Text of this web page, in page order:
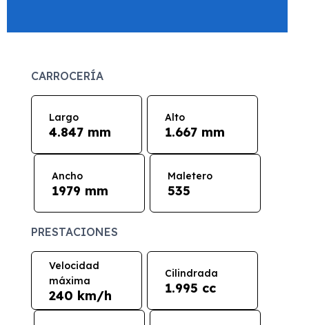
CARROCERÍA
Largo
4.847 mm
Alto
1.667 mm
Ancho
1979 mm
Maletero
535
PRESTACIONES
Velocidad
máxima
240 km/h
Cilindrada
1.995 cc